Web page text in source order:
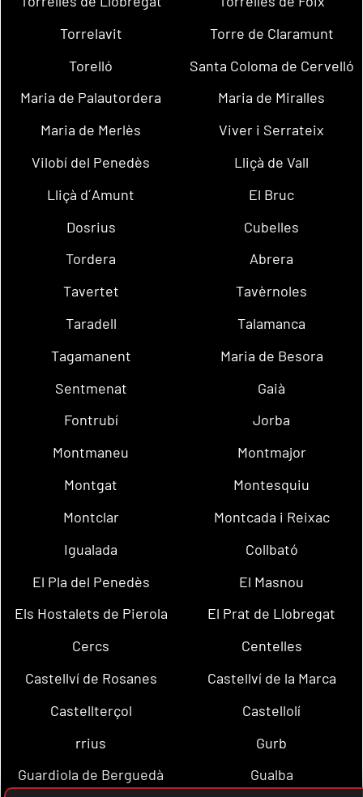
Torrelavit
Torre de Claramunt
Torelló
Santa Coloma de Cervelló
Maria de Palautordera
Maria de Miralles
Maria de Merlès
Viver i Serrateix
Vilobí del Penedès
Lliçà de Vall
Lliçà d´Amunt
El Bruc
Dosrius
Cubelles
Tordera
Abrera
Tavertet
Tavèrnoles
Taradell
Talamanca
Tagamanent
Maria de Besora
Sentmenat
Gaià
Fontrubí
Jorba
Montmaneu
Montmajor
Montgat
Montesquiu
Montclar
Montcada i Reixac
Igualada
Collbató
El Pla del Penedès
El Masnou
Els Hostalets de Pierola
El Prat de Llobregat
Cercs
Centelles
Castellví de Rosanes
Castellví de la Marca
Castellterçol
Castellolí
rrius
Gurb
Guardiola de Berguedà
Gualba